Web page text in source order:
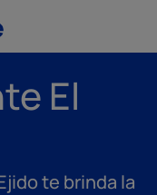
El
te brinda la